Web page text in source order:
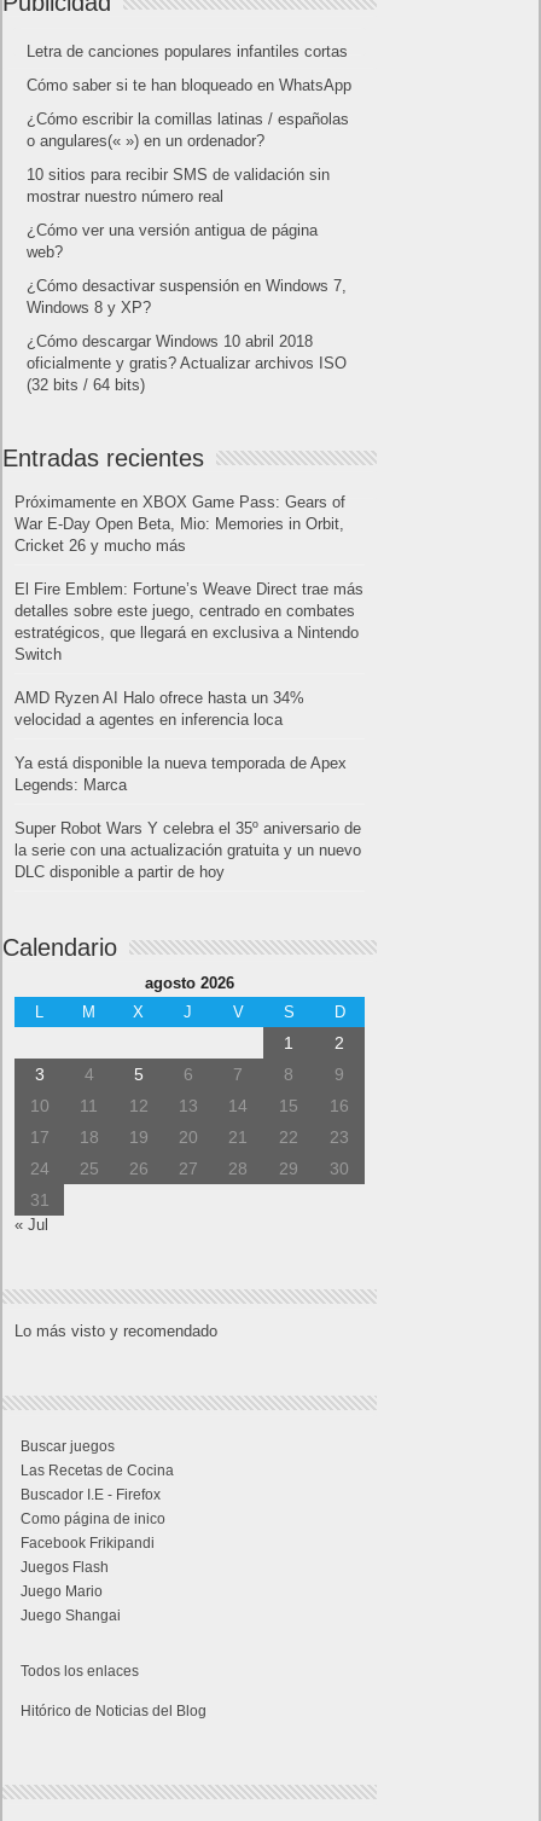
Letra de canciones populares infantiles cortas
Cómo saber si te han bloqueado en WhatsApp
¿Cómo escribir la comillas latinas / españolas
o angulares(« ») en un ordenador?
10 sitios para recibir SMS de validación sin
mostrar nuestro número real
¿Cómo ver una versión antigua de página
web?
¿Cómo desactivar suspensión en Windows 7,
Windows 8 y XP?
¿Cómo descargar Windows 10 abril 2018
oficialmente y gratis? Actualizar archivos ISO
(32 bits / 64 bits)
Entradas recientes
Próximamente en XBOX Game Pass: Gears of
War E-Day Open Beta, Mio: Memories in Orbit,
Cricket 26 y mucho más
El Fire Emblem: Fortune’s Weave Direct trae más
detalles sobre este juego, centrado en combates
estratégicos, que llegará en exclusiva a Nintendo
Switch
AMD Ryzen AI Halo ofrece hasta un 34%
velocidad a agentes en inferencia loca
Ya está disponible la nueva temporada de Apex
Legends: Marca
Super Robot Wars Y celebra el 35º aniversario de
la serie con una actualización gratuita y un nuevo
DLC disponible a partir de hoy
Calendario
agosto 2026
L
M X J V S D
1
2
3
4 5 6 7 8
9
10
11 12 13 14 15
16
17
18 19 20 21 22
23
24
25 26 27 28 29
30
31
« Jul
Lo más visto y recomendado
Buscar juegos
Las Recetas de Cocina
Buscador I.E - Firefox
Como página de inico
Facebook Frikipandi
Juegos Flash
Juego Mario
Juego Shangai
Todos los enlaces
Hitórico de Noticias del Blog